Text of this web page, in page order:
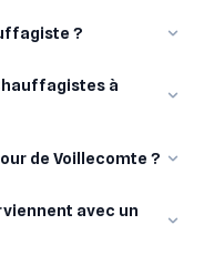
?
à
de Voillecomte ?
avec un